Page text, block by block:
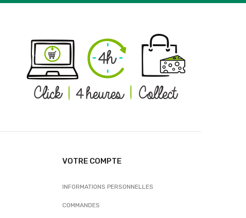
VOTRE COMPTE
INFORMATIONS PERSONNELLES
COMMANDES